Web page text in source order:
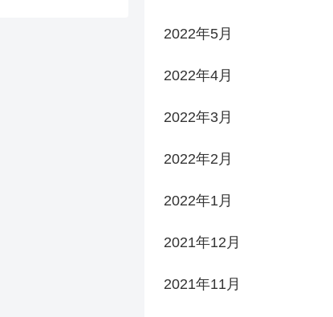
2022年5月
2022年4月
2022年3月
2022年2月
2022年1月
2021年12月
2021年11月